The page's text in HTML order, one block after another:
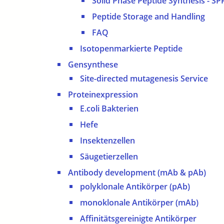
Peptide Storage and Handling
FAQ
Isotopenmarkierte Peptide
Gensynthese
Site-directed mutagenesis Service
Proteinexpression
E.coli Bakterien
Hefe
Insektenzellen
Säugetierzellen
Antibody development (mAb & pAb)
polyklonale Antikörper (pAb)
monoklonale Antikörper (mAb)
Affinitätsgereinigte Antikörper